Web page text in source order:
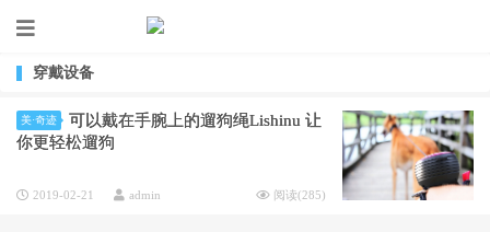
穿戴设备
美·奇迹
可以戴在手腕上的遛狗绳Lishinu 让
你更轻松遛狗
2019-02-21 admin 阅读(285)